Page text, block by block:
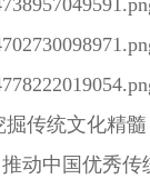
传统文化精
动中国优秀